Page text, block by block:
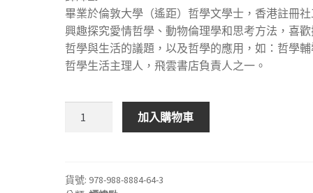
畢業於倫敦大學（遙距）哲學文學士，香港註冊社
興趣探究愛情哲學、動物倫理學和思考方法，喜
哲學與生活的議題，以及哲學的應用，如：哲學輔
哲學生活主理人，飛雲書店負責人之一。
開
加入購物車
貨號: 978-988-8884-64-3